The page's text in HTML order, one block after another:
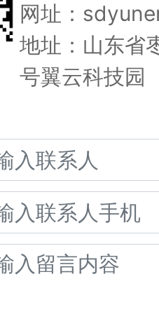
网址：
地址：山东省
号翼云科技园